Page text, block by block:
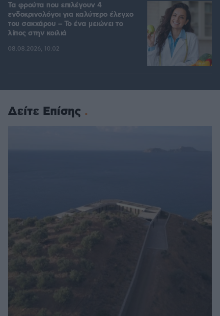
Τα φρούτα που επιλέγουν 4
ενδοκρινολόγοι για καλύτερο έλεγχο
του σακχάρου – Το ένα μειώνει το
λίπος στην κοιλιά
08.08.2026, 10:02
Δείτε Επίσης